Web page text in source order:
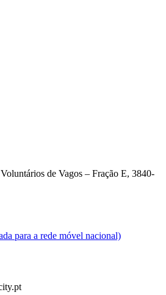
de Vagos – Fração E, 3840-
para a rede móvel nacional)